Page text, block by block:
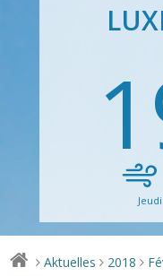
> Aktuelles > 2018 >